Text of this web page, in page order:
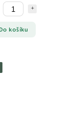
košíku